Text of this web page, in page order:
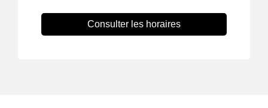
Consulter les horaires